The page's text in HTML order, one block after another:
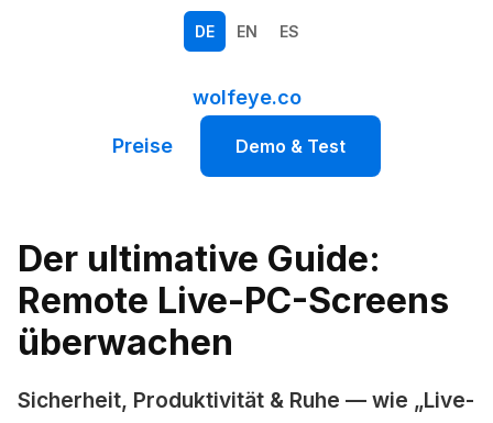
DE EN ES
wolfeye.co
Preise Demo & Test
Der ultimative Guide:
Remote Live-PC-Screens
überwachen
Sicherheit, Produktivität & Ruhe — wie „Live-